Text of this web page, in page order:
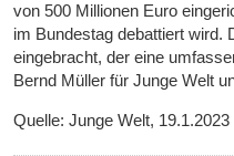
von 500 Millionen Euro
im Bundestag debattiert wird.
eingebracht, der eine
Bernd Müller für Junge Welt
Quelle: Junge Welt, 19.1.2023